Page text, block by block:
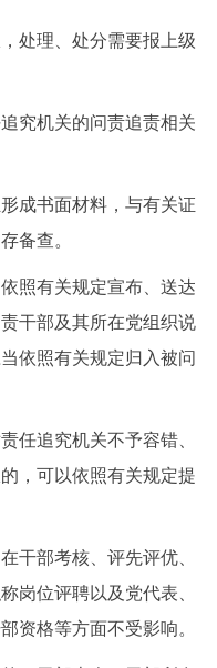
处理、处分需要报上级
机关的问责追责相关
成书面材料，与有关证
备查。
有关规定宣布、送达
干部及其所在党组织说
依照有关规定归入被问
追究机关不予容错、
，可以依照有关规定提
部考核、评先评优、
岗位评聘以及党代表、
资格等方面不受影响。